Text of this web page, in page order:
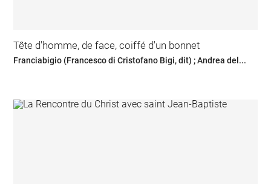
Tête d'homme, de face, coiffé d'un bonnet
Franciabigio (Francesco di Cristofano Bigi, dit) ; Andrea del...